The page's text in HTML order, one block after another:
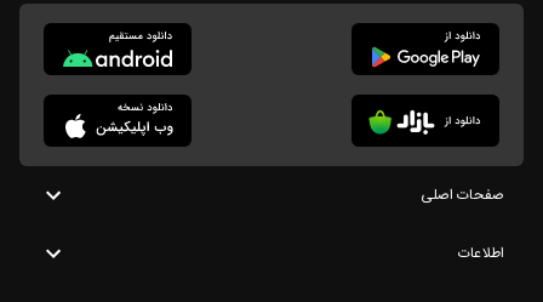
صفحات اصلی
اطلاعات